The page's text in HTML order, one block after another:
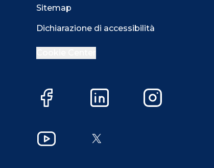
Sitemap
Dichiarazione di accessibilità
Facebook LinkedIn Instagram
YouTube X
Accetta Più opzioni